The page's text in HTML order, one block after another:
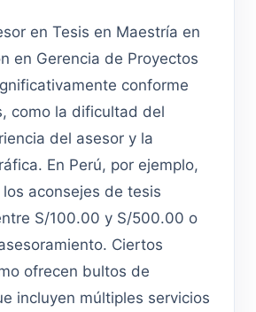
en Tesis en Maestría en
en Gerencia de Proyectos
conforme
como la dificultad del
del asesor y la
En Perú, por ejemplo,
aconsejes de tesis
S/100.00 y S/500.00 o
Ciertos
ofrecen bultos de
incluyen múltiples servicios